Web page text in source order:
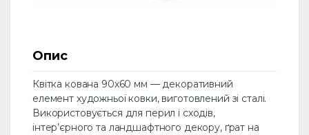
Опис
Квітка кована 90х60 мм — декоративний
елемент художньої ковки, виготовлений зі сталі.
Використовується для перил і сходів,
інтер’єрного та ландшафтного декору, ґрат на